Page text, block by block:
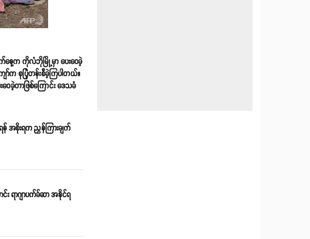
က်နေ့က ကိုလံဘိုမြို့မှာ ပေးဝေခဲ့
ော်က စုပြုံတန်းစီခဲ့ကြပါတယ်။
တာဖြစ်ကြောင်း ဒေသခံ
အစိုးရက ညွှန်ကြားချက်
း ရာဂျာပက်ခ်ဆာ အနိုင်ရ